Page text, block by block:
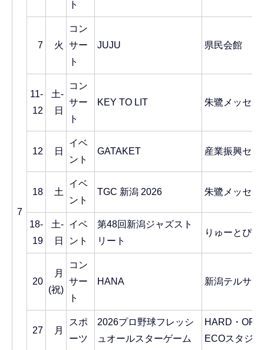
7
ト
7 火
コン
サー
ト
JUJU 県民会館
11-
12
土-
日
コン
サー
ト
KEY TO LIT 朱鷺メッセ
12 日
イベ
ント
GATAKET 産業振興セン
18 土
イベ
ント
TGC 新潟 2026 朱鷺メッセ
18-
19
土-
日
イベ
ント
第48回新潟ジャズスト
リート
りゅーとぴあ
20
月
(祝)
コン
サー
ト
HANA 新潟テルサ
27 月
スポ
ーツ
2026プロ野球フレッシ
ュオールスターゲーム
HARD・OFF
ECOスタジ